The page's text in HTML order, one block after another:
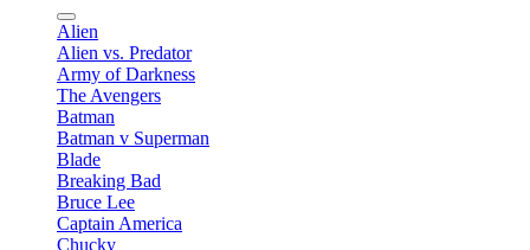
Alien
Alien vs. Predator
Army of Darkness
The Avengers
Batman
Batman v Superman
Blade
Breaking Bad
Bruce Lee
Captain America
Chucky